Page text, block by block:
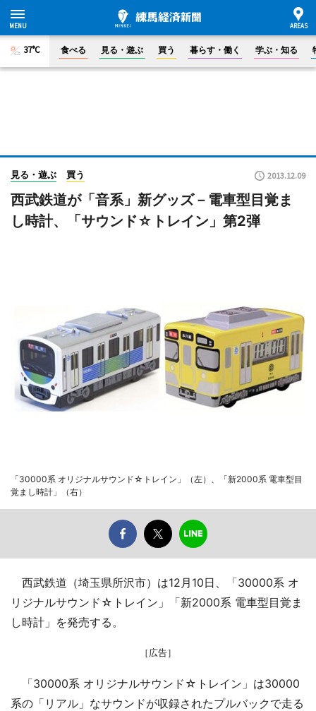
37°C 食べる 見る・遊ぶ 買う 暮らす・働く 学ぶ・知る
見る・遊ぶ 買う 2013.12.09
西武鉄道が「音系」新グッズ－電車型目覚ま
し時計、「サウンド☆トレイン」第2弾
「30000系 オリジナルサウンド☆トレイン」（左）、「新2000系 電車型目
覚まし時計」（右）
西武鉄道（埼玉県所沢市）は12月10日、「30000系 オ
リジナルサウンド☆トレイン」「新2000系 電車型目覚ま
し時計」を発売する。
［広告］
「30000系 オリジナルサウンド☆トレイン」は30000
系の「リアル」なサウンドが収録されたプルバックで走る